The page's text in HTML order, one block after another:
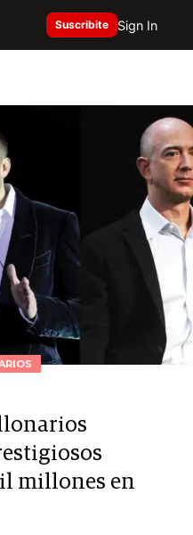
Suscribite Sign In
millones en